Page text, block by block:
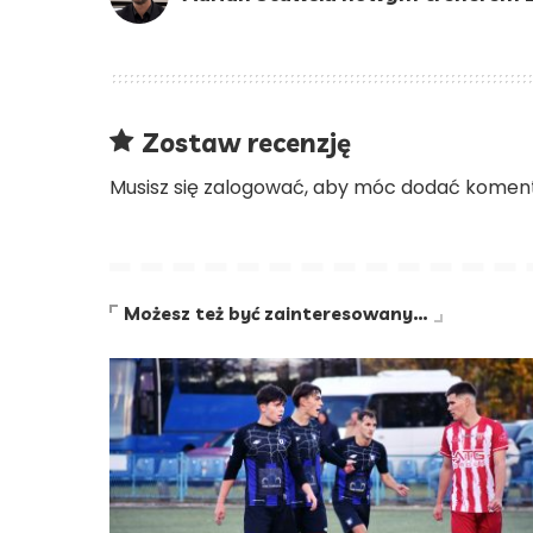
Zostaw recenzję
Musisz się zalogować, aby móc dodać
Możesz też być zainteresowany…